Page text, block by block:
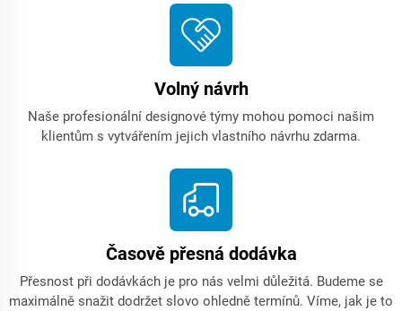
Volný návrh
Naše profesionální designové týmy mohou pomoci našim
klientům s vytvářením jejich vlastního návrhu zdarma.
Časově přesná dodávka
Přesnost při dodávkách je pro nás velmi důležitá. Budeme se
maximálně snažit dodržet slovo ohledně termínů. Víme, jak je to